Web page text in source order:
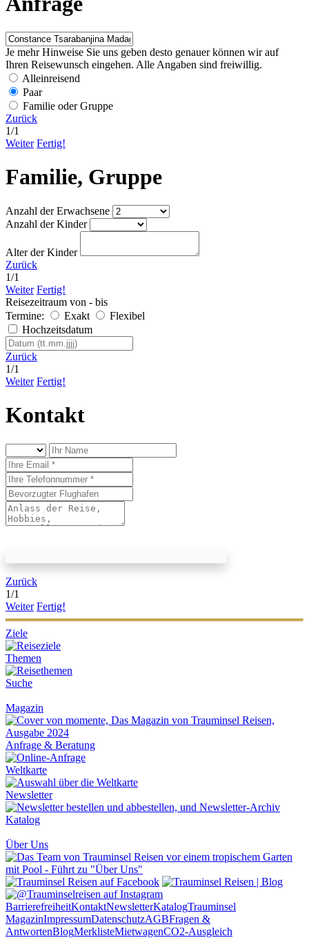
Je mehr Hinweise Sie uns geben desto genauer können wir auf
Ihren Reisewunsch eingehen. Alle Angaben sind freiwillig.
Alleinreisend
Paar
Familie oder Gruppe
Zurück
1/1
Weiter Fertig!
Familie, Gruppe
Anzahl der Erwachsene
Anzahl der Kinder
Alter der Kinder
Zurück
1/1
Weiter Fertig!
Reisezeitraum von - bis
Termine:
Exakt
Flexibel
Hochzeitsdatum
Zurück
1/1
Weiter Fertig!
Kontakt
Zurück
1/1
Weiter Fertig!
Ziele
Themen
Suche
Magazin
Anfrage & Beratung
Weltkarte
Newsletter
Katalog
Über Uns
BarrierefreiheitKontaktNewsletterKatalogTrauminsel
MagazinImpressumDatenschutzAGBFragen &
AntwortenBlogMerklisteMietwagenCO2-Ausgleich